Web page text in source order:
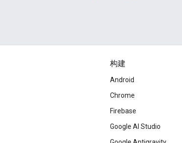
构建
Android
Chrome
Firebase
Google AI Studio